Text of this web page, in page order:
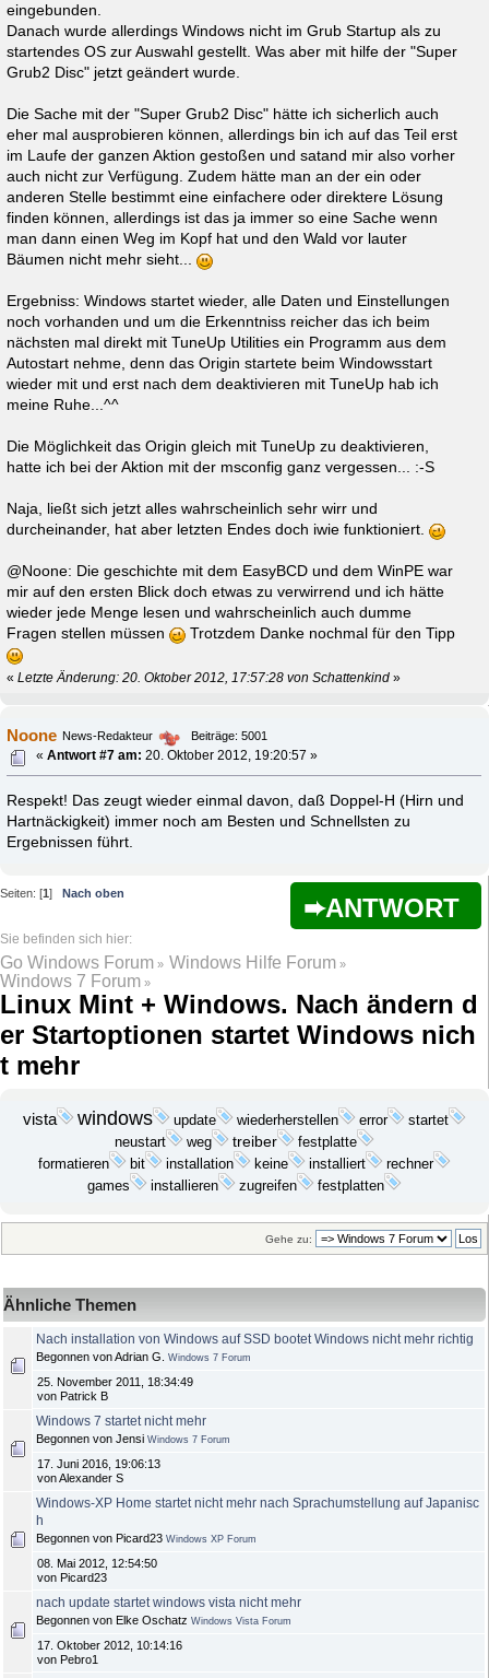
eingebunden.
Danach wurde allerdings Windows nicht im Grub Startup als zu
startendes OS zur Auswahl gestellt. Was aber mit hilfe der "Super
Grub2 Disc" jetzt geändert wurde.
Die Sache mit der "Super Grub2 Disc" hätte ich sicherlich auch
eher mal ausprobieren können, allerdings bin ich auf das Teil erst
im Laufe der ganzen Aktion gestoßen und satand mir also vorher
auch nicht zur Verfügung. Zudem hätte man an der ein oder
anderen Stelle bestimmt eine einfachere oder direktere Lösung
finden können, allerdings ist das ja immer so eine Sache wenn
man dann einen Weg im Kopf hat und den Wald vor lauter
Bäumen nicht mehr sieht...
Ergebniss: Windows startet wieder, alle Daten und Einstellungen
noch vorhanden und um die Erkenntniss reicher das ich beim
nächsten mal direkt mit TuneUp Utilities ein Programm aus dem
Autostart nehme, denn das Origin startete beim Windowsstart
wieder mit und erst nach dem deaktivieren mit TuneUp hab ich
meine Ruhe...^^
Die Möglichkeit das Origin gleich mit TuneUp zu deaktivieren,
hatte ich bei der Aktion mit der msconfig ganz vergessen... :-S
Naja, ließt sich jetzt alles wahrscheinlich sehr wirr und
durcheinander, hat aber letzten Endes doch iwie funktioniert.
@Noone: Die geschichte mit dem EasyBCD und dem WinPE war
mir auf den ersten Blick doch etwas zu verwirrend und ich hätte
wieder jede Menge lesen und wahrscheinlich auch dumme
Fragen stellen müssen
Trotzdem Danke nochmal für den Tipp
«Letzte Änderung: 20. Oktober 2012, 17:57:28 von Schattenkind »
Noone News-Redakteur
Beiträge: 5001
«Antwort #7 am: 20. Oktober 2012, 19:20:57 »
Respekt! Das zeugt wieder einmal davon, daß Doppel-H (Hirn und
Hartnäckigkeit) immer noch am Besten und Schnellsten zu
Ergebnissen führt.
ANTWORT
Seiten: [1] Nach oben
Go Windows Forum » Windows Hilfe Forum »
Windows 7 Forum »
Linux Mint + Windows. Nach ändern d
er Startoptionen startet Windows nich
t mehr
vista windows update wiederherstellen error startet
neustart weg treiber festplatte
formatieren bit installation keine installiert
rechner
games
installieren zugreifen festplatten
Gehe zu:
Ähnliche Themen
Nach installation von Windows auf SSD bootet Windows nicht mehr richtig
Begonnen von Adrian G. Windows 7 Forum
25. November 2011, 18:34:49
von Patrick B
Windows 7 startet nicht mehr
Begonnen von Jensi Windows 7 Forum
17. Juni 2016, 19:06:13
von Alexander S
Windows-XP Home startet nicht mehr nach Sprachumstellung auf Japanisc
h
Begonnen von Picard23 Windows XP Forum
08. Mai 2012, 12:54:50
von Picard23
nach update startet windows vista nicht mehr
Begonnen von Elke Oschatz Windows Vista Forum
17. Oktober 2012, 10:14:16
von Pebro1